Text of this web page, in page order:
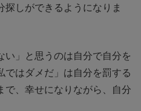
しができるようになりま
い」と思うのは自分で自分を
ではダメだ」は自分を罰する
で、幸せになりながら、自分